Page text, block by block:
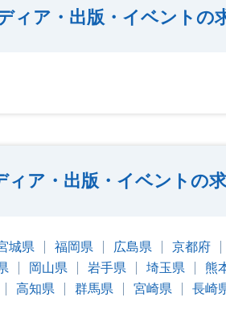
ィア・出版・イベントの
ィア・出版・イベントの
城県 福岡県 広島県 京都府
岡山県 岩手県 埼玉県 熊
高知県 群馬県 宮崎県 長崎